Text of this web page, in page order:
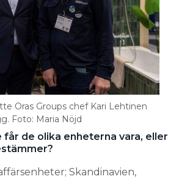
Oras Groups chef Kari Lehtinen
Foto: Maria Nöjd
får de olika enheterna vara, eller
Skandinavien,